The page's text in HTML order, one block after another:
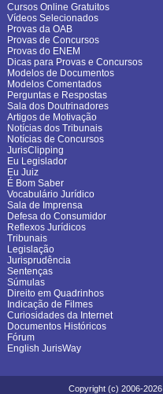
Cursos Online Gratuitos
Vídeos Selecionados
Provas da OAB
Provas de Concursos
Provas do ENEM
Dicas para Provas e Concursos
Modelos de Documentos
Modelos Comentados
Perguntas e Respostas
Sala dos Doutrinadores
Artigos de Motivação
Notícias dos Tribunais
Notícias de Concursos
JurisClipping
Eu Legislador
Eu Juiz
É Bom Saber
Vocabulário Jurídico
Sala de Imprensa
Defesa do Consumidor
Reflexos Jurídicos
Tribunais
Legislação
Jurisprudência
Sentenças
Súmulas
Direito em Quadrinhos
Indicação de Filmes
Curiosidades da Internet
Documentos Históricos
Fórum
English JurisWay
Copyright (c) 2006-